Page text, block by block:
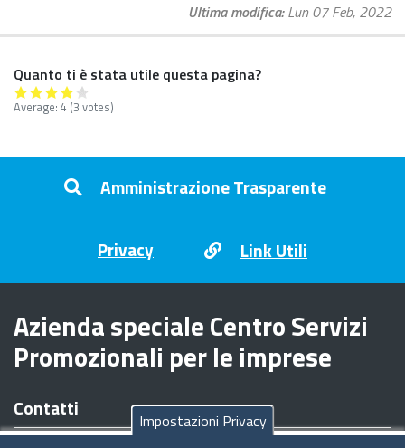
Ultima modifica Lun 07 Feb, 2022
Quanto ti è stata utile questa pagina?
Average: 4 (3 votes)
Amministrazione Trasparente
Privacy Link Utili
Azienda speciale Centro Servizi
Promozionali per le imprese
Contatti
Impostazioni Privacy